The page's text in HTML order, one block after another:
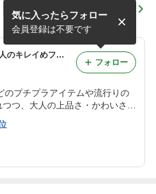
見つけて即ポチッとしたトレ
ンドのトップス
Umy's プチプラmixで大人のキレイめファッション
のプチプラアイテムや流行りの
つ、大人の上品さ・かわいさを
気に入ったらフォロー
会員登録は不要です
フォロー